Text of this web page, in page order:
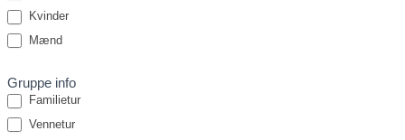
Kvinder
Mænd
Gruppe info
Familietur
Vennetur